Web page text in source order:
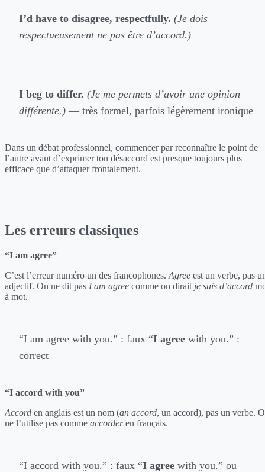
I’d have to disagree, respectfully. (Je dois
respectueusement ne pas être d’accord.)
I beg to differ. (Je me permets d’avoir une opinion
différente.) — très formel, parfois légèrement ironique
Dans un débat professionnel, commencer par reconnaître le point de
l’autre avant d’exprimer ton désaccord est presque toujours plus
efficace que d’attaquer frontalement.
Les erreurs classiques
“I am agree”
C’est l’erreur numéro un des francophones. Agree est un verbe, pas
adjectif. On ne dit pas I am agree comme on dirait je suis d’accord
à mot.
“I am agree with you.” : faux “I agree with you.” :
correct
“I accord with you”
Accord en anglais est un nom (an accord, un accord), pas un verbe.
ne l’utilise pas comme accorderen français.
“I accord with you.” : faux “I agree with you.” ou